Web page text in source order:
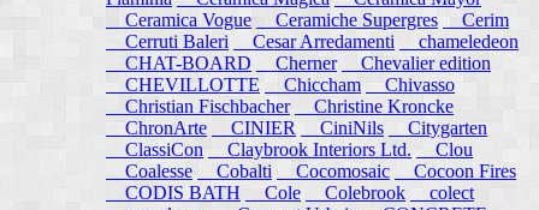
Ceramica Vogue
Ceramiche Supergres Cerim
Cerruti Baleri
Cesar Arredamenti
chameledeon
CHAT-BOARD
Cherner
Chevalier edition
CHEVILLOTTE
Chiccham
Chivasso
Christian Fischbacher
Christine Kroncke
ChronArte
CINIER CiniNils
Citygarten
ClassiCon
Claybrook Interiors Ltd.
Clou
Coalesse
Cobalti Cocomosaic
Cocoon Fires
CODIS BATH
Cole Colebrook
colect